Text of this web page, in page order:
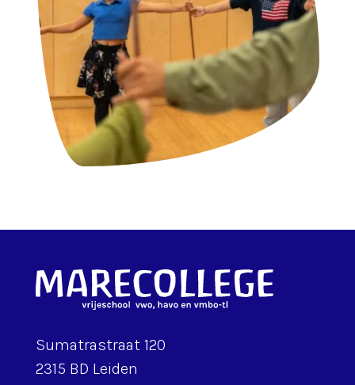
Sumatrastraat 120
2315 BD Leiden